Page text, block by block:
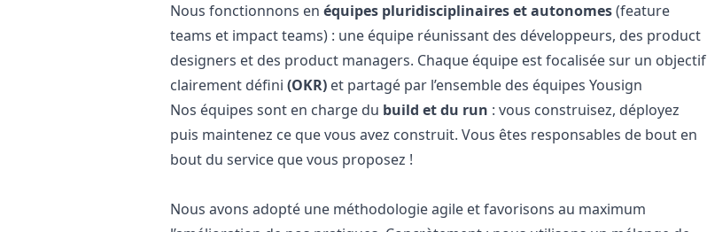
Nous fonctionnons en équipes pluridisciplinaires et autonomes(feature
teams et impact teams) : une équipe réunissant des développeurs, des product
designers et des product managers. Chaque équipe est focalisée sur un objectif
clairement défini (OKR) et partagé par l’ensemble des équipes Yousign
Nos équipes sont en charge du build et du run : vous construisez, déployez
puis maintenez ce que vous avez construit. Vous êtes responsables de bout en
bout du service que vous proposez !
Nous avons adopté une méthodologie agile et favorisons au maximum